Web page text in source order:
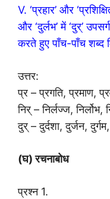
V. ‘प्रहार’ और
और ‘दुर्लभ’ में ‘दुर्’
करते हुए पाँच-पाँच शब्द
उत्तर:
प्र – प्रगति, प्रमाण,
निर् – निर्लज्ज, निर्लोभ,
दुर् – दुर्दशा, दुर्जन,
(घ) रचनाबोध
प्रश्न 1.